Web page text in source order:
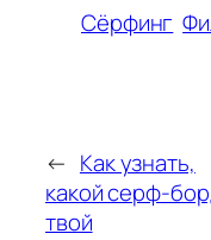
Сёрфинг
← Как узнать,
какой серф-
твой